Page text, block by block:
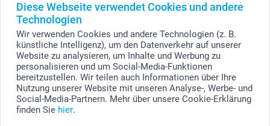
Diese Webseite verwendet Cookies und andere
Technologien
Wir verwenden Cookies und andere Technologien (z. B.
künstliche Intelligenz), um den Datenverkehr auf unserer
Website zu analysieren, um Inhalte und Werbung zu
personalisieren und um Social-Media-Funktionen
bereitzustellen. Wir teilen auch Informationen über Ihre
Nutzung unserer Website mit unseren Analyse-, Werbe- und
Social-Media-Partnern. Mehr über unsere Cookie-Erklärung
finden Sie hier.
© smartphoto Group. Alle Rechte vorbehalten.
Alle Preise verstehen sich in Schweizer Franken (CHF) inkl. MwSt. und zzgl.
Versandkosten.